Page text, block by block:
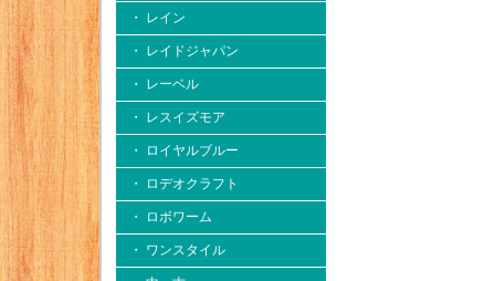
・ レイン
・ レイドジャパン
・ レーベル
・ レスイズモア
・ ロイヤルブルー
・ ロデオクラフト
・ ロボワーム
・ ワンスタイル